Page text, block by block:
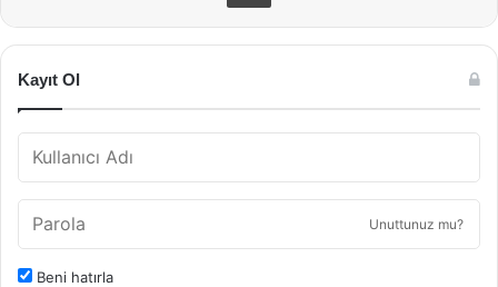
Kayıt Ol
Unuttunuz mu?
Beni hatırla